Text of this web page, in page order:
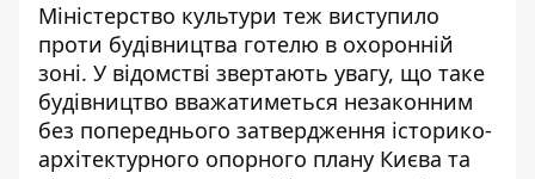
Міністерство культури теж виступило
проти будівництва готелю в охоронній
зоні. У відомстві звертають увагу, що таке
будівництво вважатиметься незаконним
без попереднього затвердження історико-
архітектурного опорного плану Києва та